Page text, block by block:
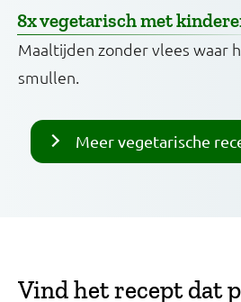
8x vegetarisch met
Maaltijden zonder vlees waar
smullen.
Meer vegetarische
Vind het recept dat